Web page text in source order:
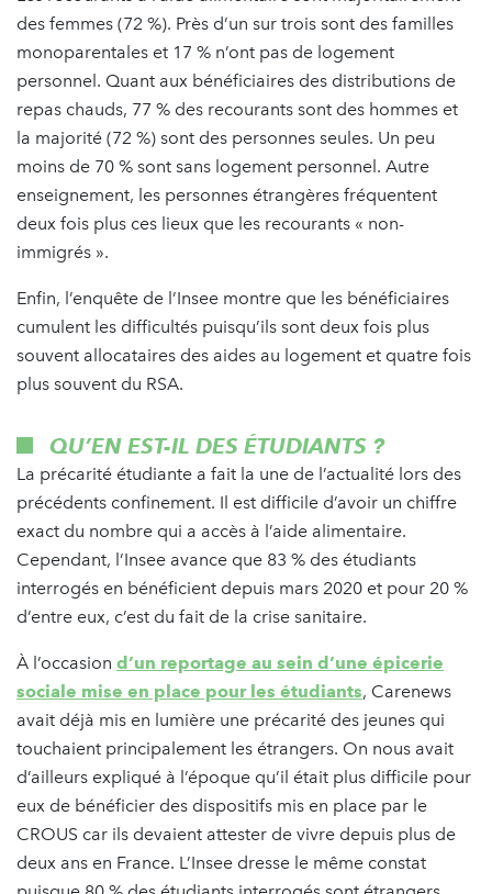
des femmes (72 %). Près d’un sur trois sont des familles
monoparentales et 17 % n’ont pas de logement
personnel. Quant aux bénéficiaires des distributions de
repas chauds, 77 % des recourants sont des hommes et
la majorité (72 %) sont des personnes seules. Un peu
moins de 70 % sont sans logement personnel. Autre
enseignement, les personnes étrangères fréquentent
deux fois plus ces lieux que les recourants « non-
immigrés ».
Enfin, l’enquête de l’Insee montre que les bénéficiaires
cumulent les difficultés puisqu’ils sont deux fois plus
souvent allocataires des aides au logement et quatre fois
plus souvent du RSA.
QU’EN EST-IL DES ÉTUDIANTS ?
La précarité étudiante a fait la une de l’actualité lors des
précédents confinement. Il est difficile d’avoir un chiffre
exact du nombre qui a accès à l’aide alimentaire.
Cependant, l’Insee avance que 83 % des étudiants
interrogés en bénéficient depuis mars 2020 et pour 20 %
d’entre eux, c’est du fait de la crise sanitaire.
À l’occasion d’un reportage au sein d’une épicerie
sociale mise en place pour les étudiants, Carenews
avait déjà mis en lumière une précarité des jeunes qui
touchaient principalement les étrangers. On nous avait
d’ailleurs expliqué à l’époque qu’il était plus difficile pour
eux de bénéficier des dispositifs mis en place par le
CROUS car ils devaient attester de vivre depuis plus de
deux ans en France. L’Insee dresse le même constat